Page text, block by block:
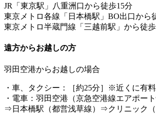
JR「東京駅」八重洲口から徒歩15分
東京メトロ各線「日本橋駅」BO出口から
東京メトロ半蔵門線「三越前駅」から徒
遠方からお越しの方
羽田空港からお越しの場合
・車、タクシー：［約25分］※近くに有
・電車：羽田空港（京急空港線エアポート
⇒日本橋駅（都営浅草線）⇒クリニック（